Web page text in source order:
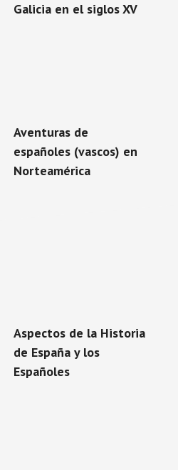
Galicia en el siglos XV
Aventuras de
españoles (vascos) en
Norteamérica
Aspectos de la Historia
de España y los
Españoles